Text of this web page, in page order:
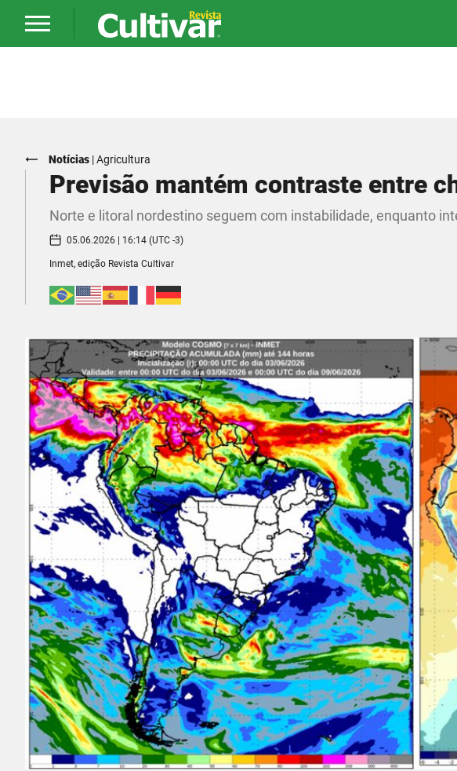
Notícias |Agricultura
Previsão mantém contraste entre
Norte e litoral nordestino seguem com instabilidade, enquanto
05.06.2026 | 16:14 (UTC -3)
Inmet, edição Revista Cultivar